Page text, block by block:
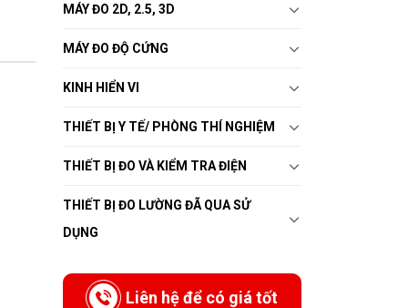
MÁY ĐO 2D, 2.5, 3D
MÁY ĐO ĐỘ CỨNG
KINH HIỂN VI
THIẾT BỊ Y TẾ/ PHÒNG THÍ NGHIỆM
THIẾT BỊ ĐO VÀ KIỂM TRA ĐIỆN
THIẾT BỊ ĐO LƯỜNG ĐÃ QUA SỬ
DỤNG
Liên hệ để có giá tốt